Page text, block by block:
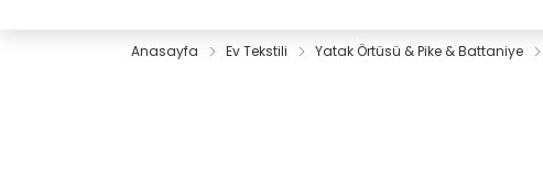
Anasayfa Ev Tekstili Yatak Örtüsü & Pike & Battaniye